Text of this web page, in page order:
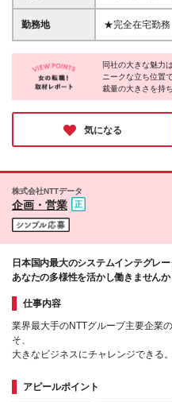
分のアイデア
ニケーション
ンタビュー！
見が形になる
掛けによる心
す！土日祝休
のも嬉しいポ
見据えても、
働ける、風通
事例あり 月給29.8万円～＋賞与＋各種手当 ※経験・
スキルを考慮
はありません
勤務地
★完全在宅勤務
ベントやセミ
とがあります
スでのサポート体制
社どちらにも
「家で集中した
なたのスタイル
社】 東京都品
同社の大きな魅力
ニークな立ち位置
裁量の大きさを持
て挑戦できる環境
ォロー体制も手厚
気に市場価値を高
で楽しみたい方に
気になる
株式会社NTTデータ
企画・営業
日本国内最大のシステムインテグレー
あなたの多様性を活かし働きませんか
仕事内容
業界最大手のNTTグループ主要企業
そ、
大きなビジネスにチャレンジできる。
アピールポイント